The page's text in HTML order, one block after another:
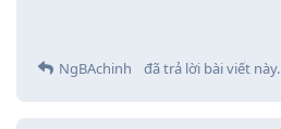
NgBAchinh
đã trả lời bài viết này.